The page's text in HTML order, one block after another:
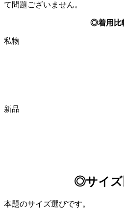
て問題ございません。
◎着用比
私物
新品
◎サイズ
本題のサイズ選びです。